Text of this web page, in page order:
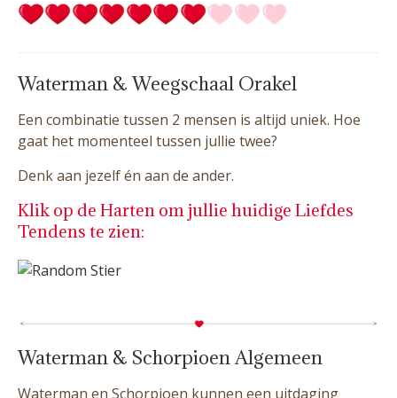
Waterman & Weegschaal Orakel
Een combinatie tussen 2 mensen is altijd uniek. Hoe
gaat het momenteel tussen jullie twee?
Denk aan jezelf én aan de ander.
Klik op de Harten om jullie huidige Liefdes
Tendens te zien:
Waterman & Schorpioen Algemeen
Waterman en Schorpioen kunnen een uitdaging